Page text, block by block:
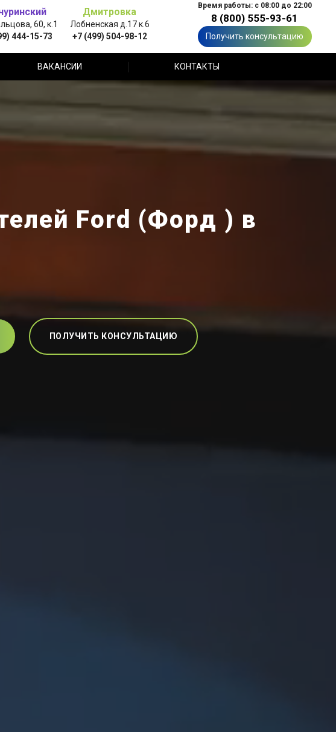
60, к.1
444-15-73
Дмитровка
Лобненская д.17 к.6
+7 (499) 504-98-12
Время работы: с 08:00 до 22:00
8 (800) 555-93-61
Получить консультацию
ВАКАНСИИ КОНТАКТЫ
Ford (Форд ) в
ПОЛУЧИТЬ КОНСУЛЬТАЦИЮ